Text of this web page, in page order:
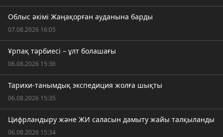
Облыс әкімі Жаңақорған ауданына барды
07.08.2026 16:05
Ұрпақ тәрбиесі – ұлт болашағы
06.08.2026 15:36
Тарихи-танымдық экспедиция жолға шықты
06.08.2026 15:35
Цифрландыру және ЖИ саласын дамыту жайы талқыланды
06.08.2026 15:34